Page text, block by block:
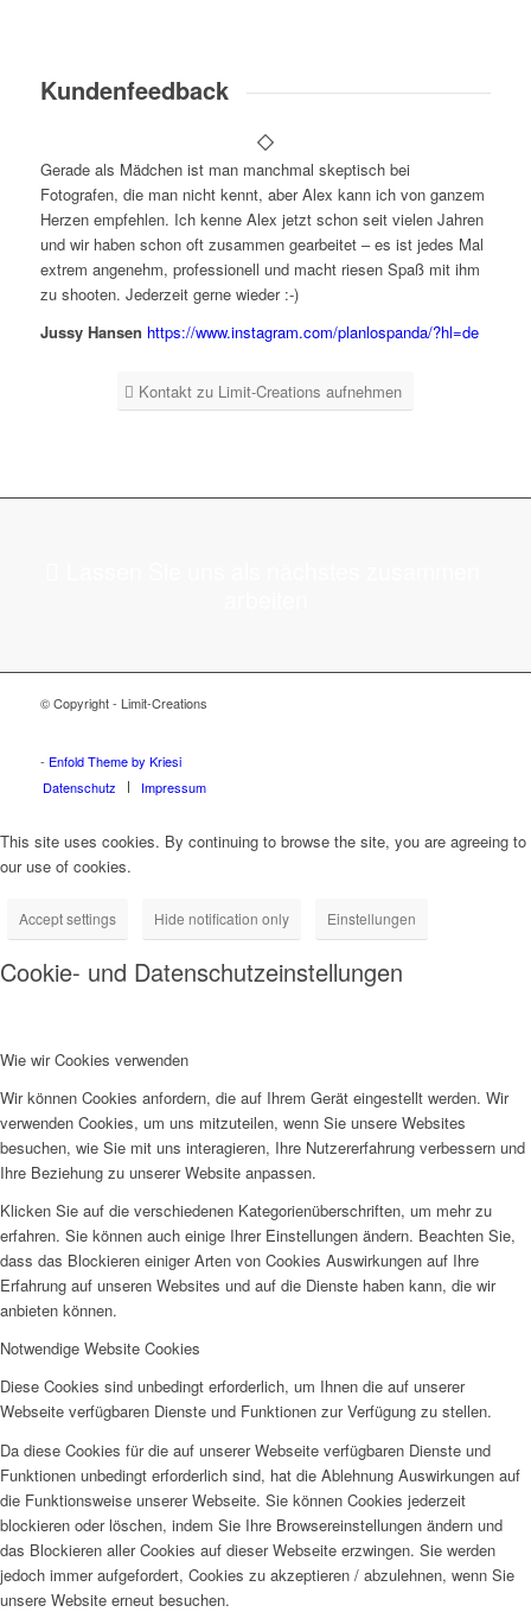
Kundenfeedback
Gerade als Mädchen ist man manchmal skeptisch bei
Fotografen, die man nicht kennt, aber Alex kann ich von ganzem
Herzen empfehlen. Ich kenne Alex jetzt schon seit vielen Jahren
und wir haben schon oft zusammen gearbeitet – es ist jedes Mal
extrem angenehm, professionell und macht riesen Spaß mit ihm
zu shooten. Jederzeit gerne wieder :-)
Jussy Hansen https://www.instagram.com/planlospanda/?hl=de
Kontakt zu Limit-Creations aufnehmen
© Copyright - Limit-Creations
- Enfold Theme by Kriesi
Datenschutz
Impressum
This site uses cookies. By continuing to browse the site, you are agreeing to
our use of cookies.
Accept settings Hide notification only Einstellungen
Cookie- und Datenschutzeinstellungen
Wie wir Cookies verwenden
Wir können Cookies anfordern, die auf Ihrem Gerät eingestellt werden. Wir
verwenden Cookies, um uns mitzuteilen, wenn Sie unsere Websites
besuchen, wie Sie mit uns interagieren, Ihre Nutzererfahrung verbessern und
Ihre Beziehung zu unserer Website anpassen.
Klicken Sie auf die verschiedenen Kategorienüberschriften, um mehr zu
erfahren. Sie können auch einige Ihrer Einstellungen ändern. Beachten Sie,
dass das Blockieren einiger Arten von Cookies Auswirkungen auf Ihre
Erfahrung auf unseren Websites und auf die Dienste haben kann, die wir
anbieten können.
Notwendige Website Cookies
Diese Cookies sind unbedingt erforderlich, um Ihnen die auf unserer
Webseite verfügbaren Dienste und Funktionen zur Verfügung zu stellen.
Da diese Cookies für die auf unserer Webseite verfügbaren Dienste und
Funktionen unbedingt erforderlich sind, hat die Ablehnung Auswirkungen auf
die Funktionsweise unserer Webseite. Sie können Cookies jederzeit
blockieren oder löschen, indem Sie Ihre Browsereinstellungen ändern und
das Blockieren aller Cookies auf dieser Webseite erzwingen. Sie werden
jedoch immer aufgefordert, Cookies zu akzeptieren / abzulehnen, wenn Sie
unsere Website erneut besuchen.